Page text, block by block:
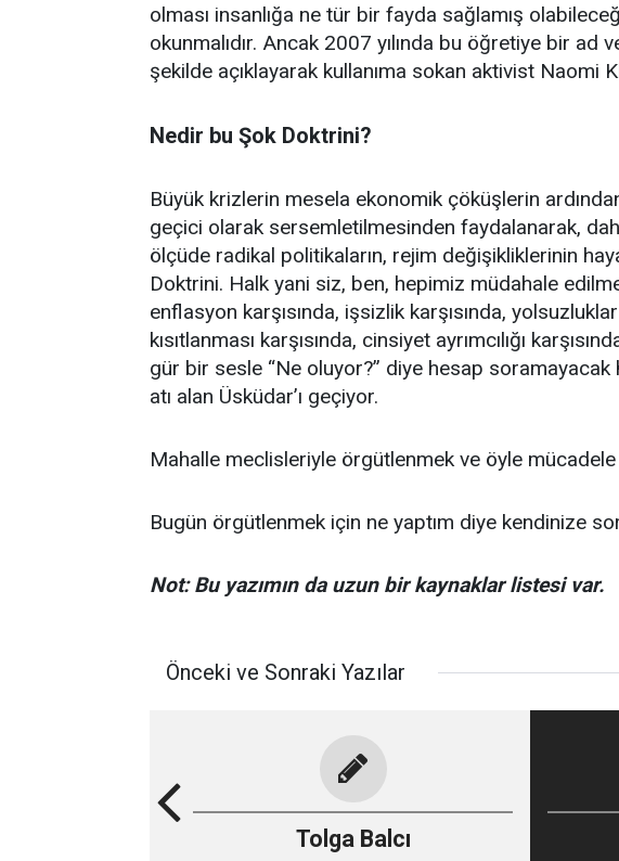
olması insanlığa ne tür bir fayda sağlamış
okunmalıdır. Ancak 2007 yılında bu öğretiye bir ad
şekilde açıklayarak kullanıma sokan aktivist Naomi
Nedir bu Şok Doktrini?
Büyük krizlerin mesela ekonomik çöküşlerin
geçici olarak sersemletilmesinden faydalanarak,
ölçüde radikal politikaların, rejim değişikliklerinin
Doktrini. Halk yani siz, ben, hepimiz müdahale
enflasyon karşısında, işsizlik karşısında,
kısıtlanması karşısında, cinsiyet ayrımcılığı
gür bir sesle “Ne oluyor?” diye hesap
atı alan Üsküdar’ı geçiyor.
Mahalle meclisleriyle örgütlenmek ve öyle
Bugün örgütlenmek için ne yaptım diye kendinize
Not: Bu yazımın da uzun bir kaynaklar listesi var.
Önceki ve Sonraki Yazılar
Tolga Balcı